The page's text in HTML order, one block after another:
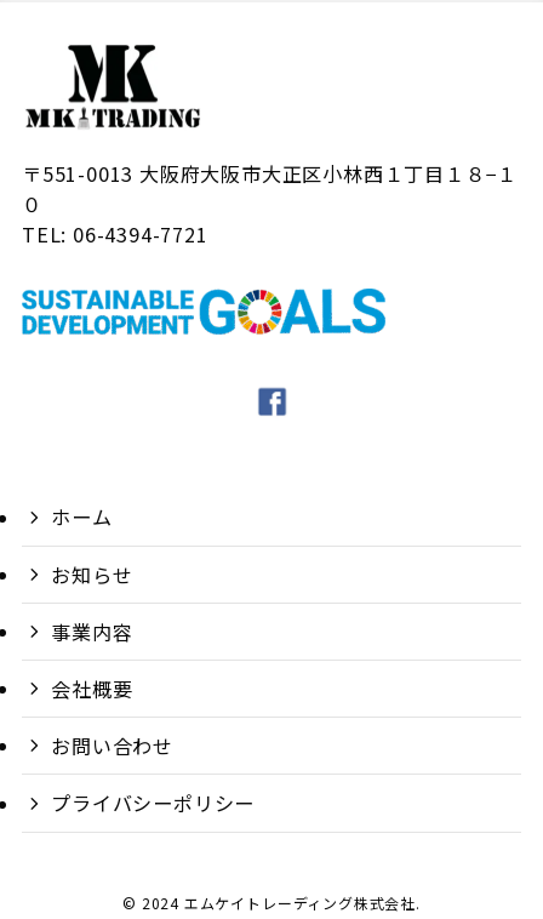
〒551-0013 大阪府大阪市大正区小林西１丁目１８−１
０
TEL: 06-4394-7721
ホーム
お知らせ
事業内容
会社概要
お問い合わせ
プライバシーポリシー
© 2024 エムケイトレーディング株式会社.